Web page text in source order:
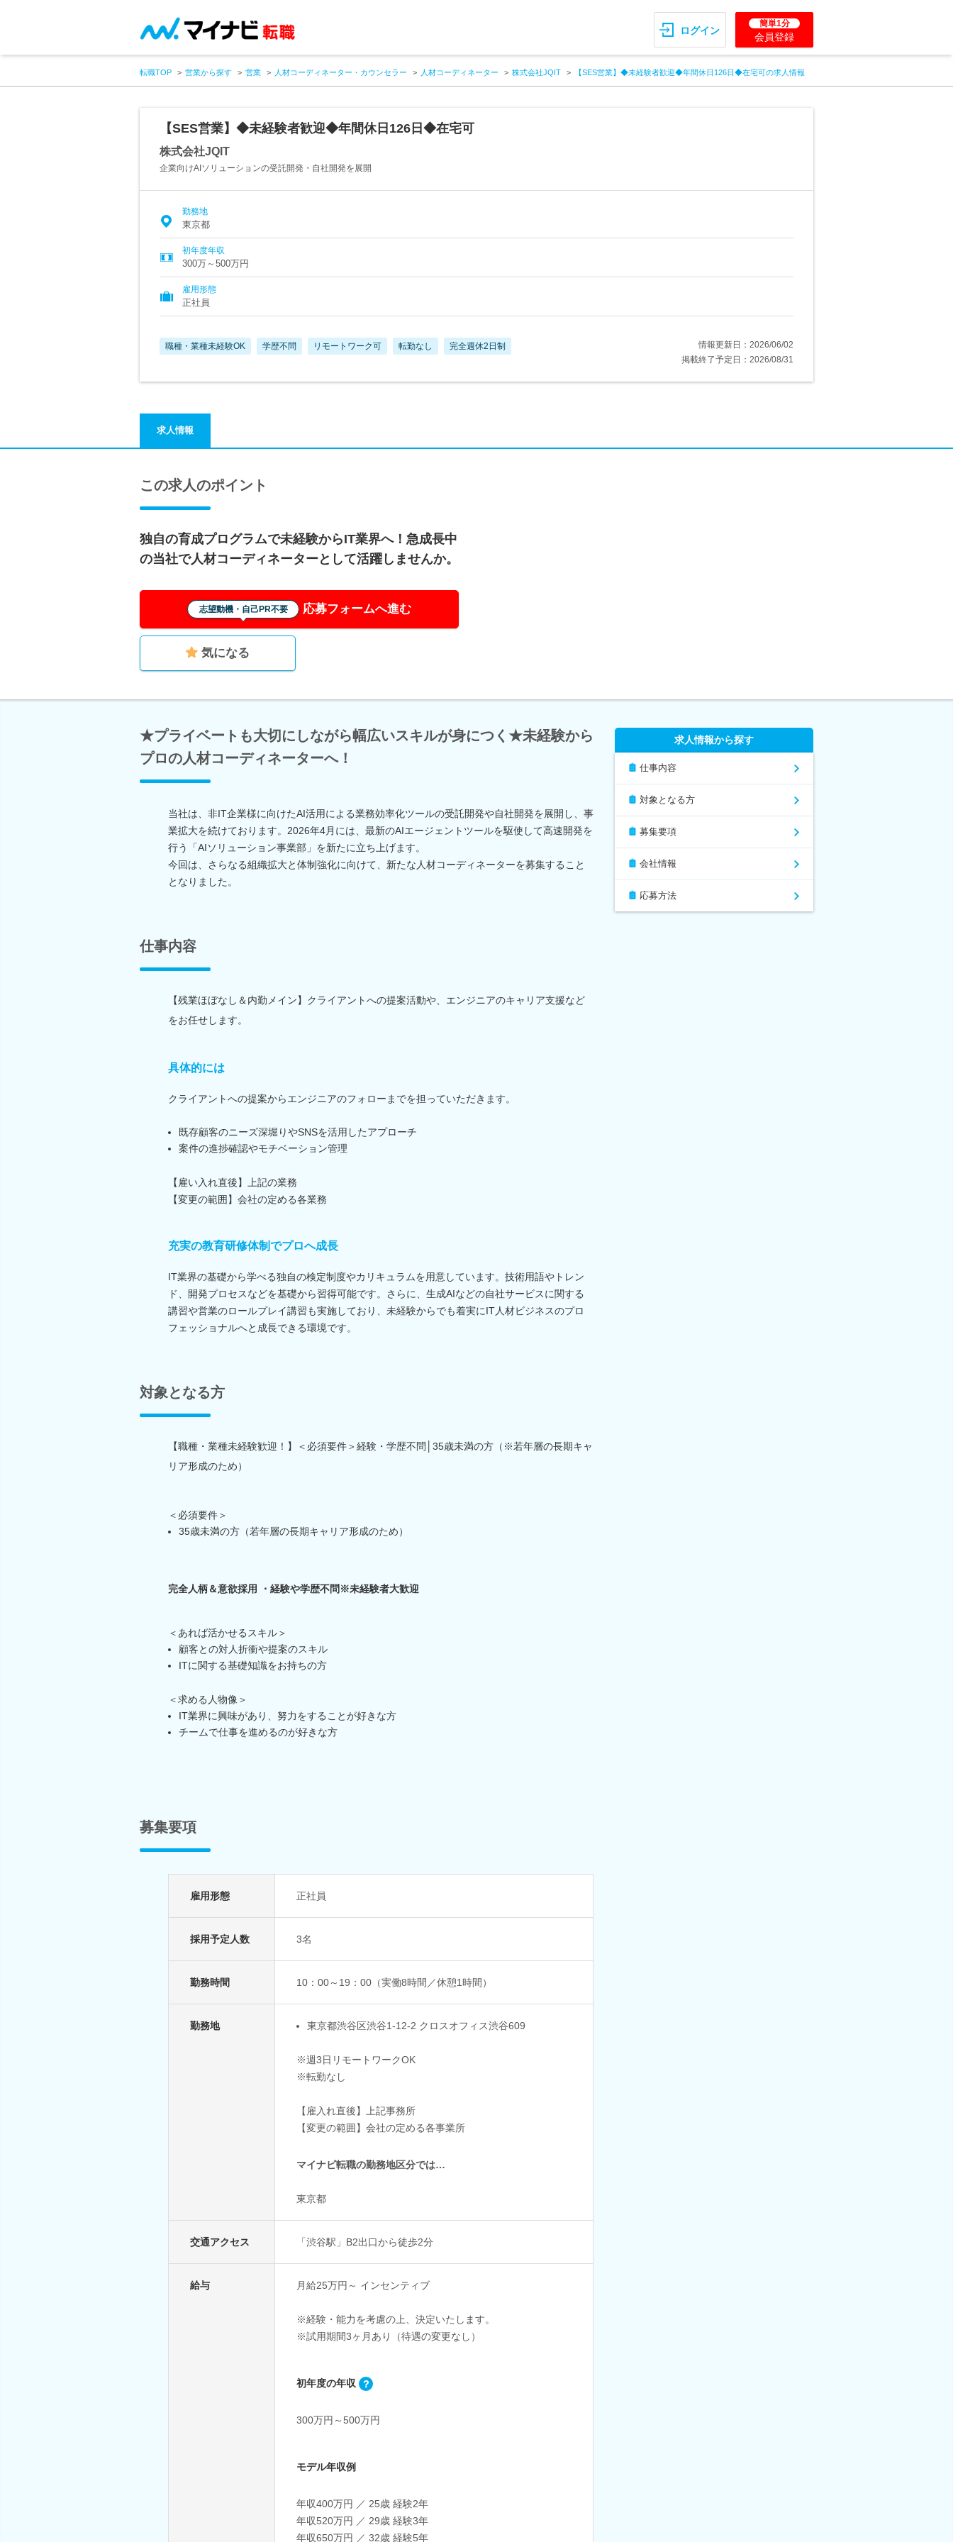
ログイン
簡単1分
会員登録
転職TOP 営業から探す 営業 人材コーディネーター・カウンセラー 人材コーディネーター 株式会社JQIT 【SES営業】◆未経験者歓迎◆年間休日126日◆在宅可の求人情報
【SES営業】◆未経験者歓迎◆年間休日126日◆在宅可
株式会社JQIT
企業向けAIソリューションの受託開発・自社開発を展開
勤務地
東京都
初年度年収
300万～500万円
雇用形態
正社員
職種・業種未経験OK 学歴不問 リモートワーク可 転勤なし 完全週休2日制
情報更新日：2026/06/02
掲載終了予定日：2026/08/31
求人情報
この求人のポイント
独自の育成プログラムで未経験からIT業界へ！急成長中
の当社で人材コーディネーターとして活躍しませんか。
志望動機・自己PR不要 応募フォームへ進む
気になる
★プライベートも大切にしながら幅広いスキルが身につく★未経験から
プロの人材コーディネーターへ！
当社は、非IT企業様に向けたAI活用による業務効率化ツールの受託開発や自社開発を展開し、事
業拡大を続けております。2026年4月には、最新のAIエージェントツールを駆使して高速開発を
行う「AIソリューション事業部」を新たに立ち上げます。
今回は、さらなる組織拡大と体制強化に向けて、新たな人材コーディネーターを募集すること
となりました。
仕事内容
【残業ほぼなし＆内勤メイン】クライアントへの提案活動や、エンジニアのキャリア支援など
をお任せします。
具体的には
クライアントへの提案からエンジニアのフォローまでを担っていただきます。
既存顧客のニーズ深堀りやSNSを活用したアプローチ
案件の進捗確認やモチベーション管理
【雇い入れ直後】上記の業務
【変更の範囲】会社の定める各業務
充実の教育研修体制でプロへ成長
IT業界の基礎から学べる独自の検定制度やカリキュラムを用意しています。技術用語やトレン
ド、開発プロセスなどを基礎から習得可能です。さらに、生成AIなどの自社サービスに関する
講習や営業のロールプレイ講習も実施しており、未経験からでも着実にIT人材ビジネスのプロ
フェッショナルへと成長できる環境です。
対象となる方
【職種・業種未経験歓迎！】＜必須要件＞経験・学歴不問│35歳未満の方（※若年層の長期キャ
リア形成のため）
＜必須要件＞
35歳未満の方（若年層の長期キャリア形成のため）
完全人柄＆意欲採用 ・経験や学歴不問※未経験者大歓迎
＜あれば活かせるスキル＞
顧客との対人折衝や提案のスキル
ITに関する基礎知識をお持ちの方
＜求める人物像＞
IT業界に興味があり、努力をすることが好きな方
チームで仕事を進めるのが好きな方
募集要項
雇用形態 正社員
採用予定人数 3名
勤務時間 10：00～19：00（実働8時間／休憩1時間）
勤務地 東京都渋谷区渋谷1-12-2 クロスオフィス渋谷609
※週3日リモートワークOK
※転勤なし
【雇入れ直後】上記事務所
【変更の範囲】会社の定める各事業所
マイナビ転職の勤務地区分では…
東京都
交通アクセス 「渋谷駅」B2出口から徒歩2分
給与 月給25万円～ インセンティブ
※経験・能力を考慮の上、決定いたします。
※試用期間3ヶ月あり（待遇の変更なし）
初年度の年収
300万円～500万円
モデル年収例
年収400万円 ／ 25歳 経験2年
年収520万円 ／ 29歳 経験3年
年収650万円 ／ 32歳 経験5年
求人情報から探す
仕事内容
対象となる方
募集要項
会社情報
応募方法